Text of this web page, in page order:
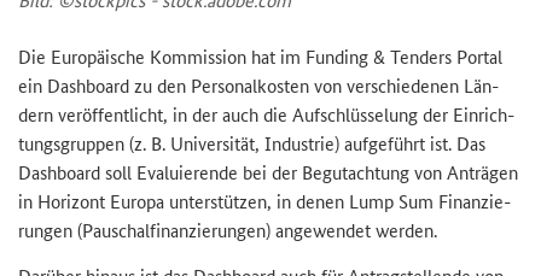
Die Eu­ro­päi­sche Kom­mis­si­on hat im Funding & Tenders Por­tal
ein Dashboardzu den Per­so­nal­kos­ten von ver­schie­de­nen Län­
dern ver­öf­fent­licht, in der auch die Auf­schlüs­se­lung der Ein­rich­
tungs­grup­pen (z. B. Uni­ver­si­tät, In­dus­trie) auf­ge­führt ist. Das
Dashboardsoll Eva­lu­ie­ren­de bei der Be­gut­ach­tung von An­trä­gen
in Ho­ri­zont Eu­ro­pa un­ter­stüt­zen, in denen Lump Sum Fi­nan­zie­
run­gen (Pau­schal­fi­nan­zie­run­gen) an­ge­wen­det wer­den.